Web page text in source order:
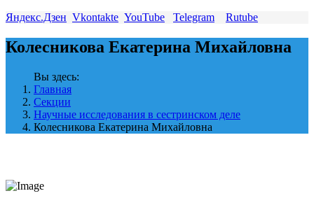
Яндекс.Дзен Vkontakte YouTube Telegram Rutube
Колесникова Екатерина Михайловна
Вы здесь:
Главная
Секции
Научные исследования в сестринском деле
Колесникова Екатерина Михайловна